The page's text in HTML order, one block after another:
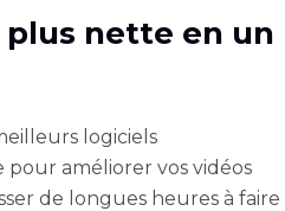
plus nette en un
logiciels
améliorer vos vidéos
de longues heures à faire